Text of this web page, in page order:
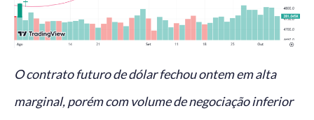
O contrato futuro de dólar fechou ontem em alta
marginal, porém com volume de negociação inferior